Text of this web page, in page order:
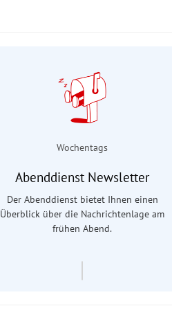
Wochentags
Abenddienst Newsletter
Der Abenddienst bietet Ihnen einen
Überblick über die Nachrichtenlage am
frühen Abend.